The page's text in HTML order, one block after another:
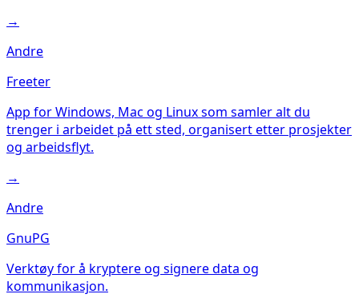
→
Andre
Freeter
App for Windows, Mac og Linux som samler alt du
trenger i arbeidet på ett sted, organisert etter prosjekter
og arbeidsflyt.
→
Andre
GnuPG
Verktøy for å kryptere og signere data og
kommunikasjon.